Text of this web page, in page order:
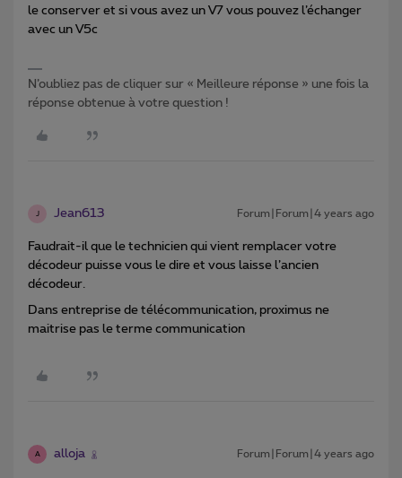
le conserver et si vous avez un V7 vous pouvez l’échanger
avec un V5c
N’oubliez pas de cliquer sur « Meilleure réponse » une fois la
réponse obtenue à votre question !
J Jean613 Forum|Forum|4 years ago
Faudrait-il que le technicien qui vient remplacer votre
décodeur puisse vous le dire et vous laisse l’ancien
décodeur.
Dans entreprise de télécommunication, proximus ne
maitrise pas le terme communication
A alloja Forum|Forum|4 years ago